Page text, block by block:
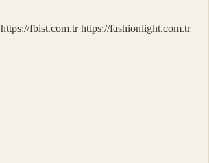
https://fbist.com.tr https://fashionlight.com.tr